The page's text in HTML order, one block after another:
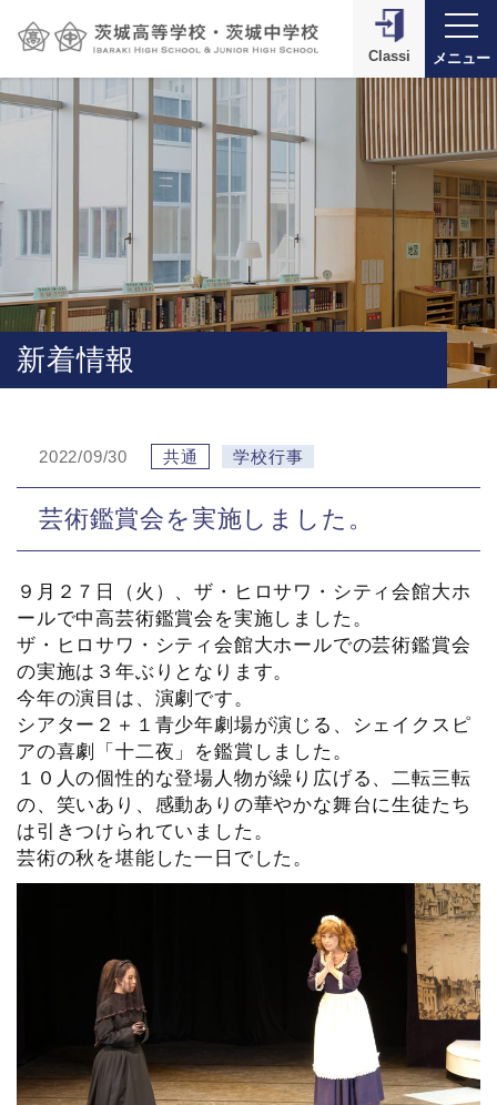
Classi メニュー
新着情報
2022/09/30 共通 学校行事
芸術鑑賞会を実施しました。
９月２７日（火）、ザ・ヒロサワ・シティ会館大ホ
ールで中高芸術鑑賞会を実施しました。
ザ・ヒロサワ・シティ会館大ホールでの芸術鑑賞会
の実施は３年ぶりとなります。
今年の演目は、演劇です。
シアター２＋１青少年劇場が演じる、シェイクスピ
アの喜劇「十二夜」を鑑賞しました。
１０人の個性的な登場人物が繰り広げる、二転三転
の、笑いあり、感動ありの華やかな舞台に生徒たち
は引きつけられていました。
芸術の秋を堪能した一日でした。